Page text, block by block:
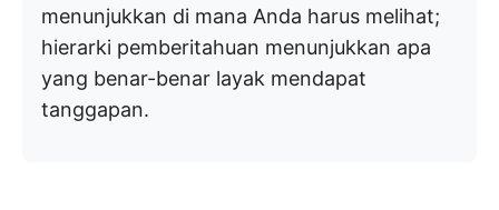
menunjukkan di mana Anda harus melihat;
hierarki pemberitahuan menunjukkan apa
yang benar-benar layak mendapat
tanggapan.